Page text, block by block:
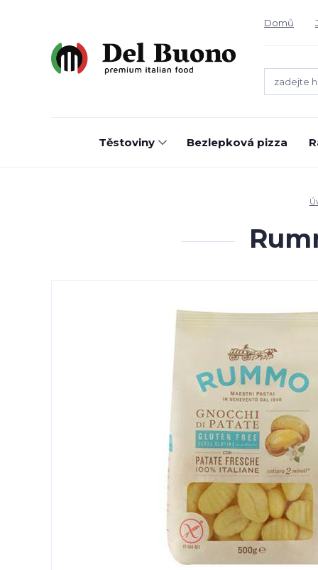
Domů
Těstoviny Bezlepková pizza